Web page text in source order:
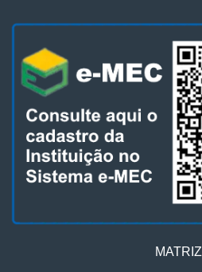
MATRIZ